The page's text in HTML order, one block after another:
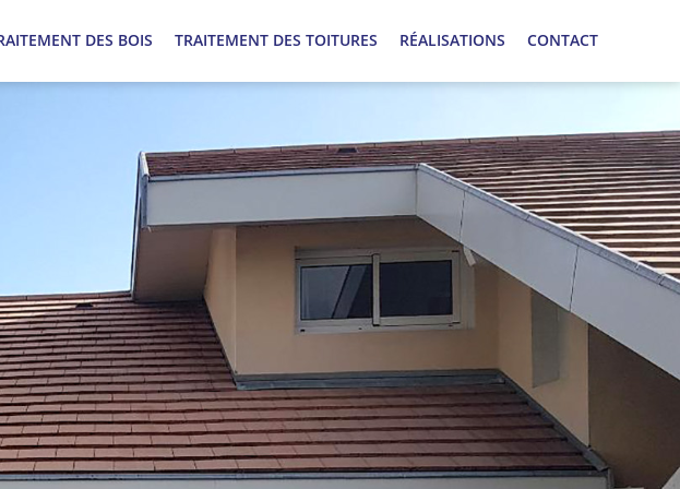
DES BOIS TRAITEMENT DES TOITURES RÉALISATIONS CONTACT